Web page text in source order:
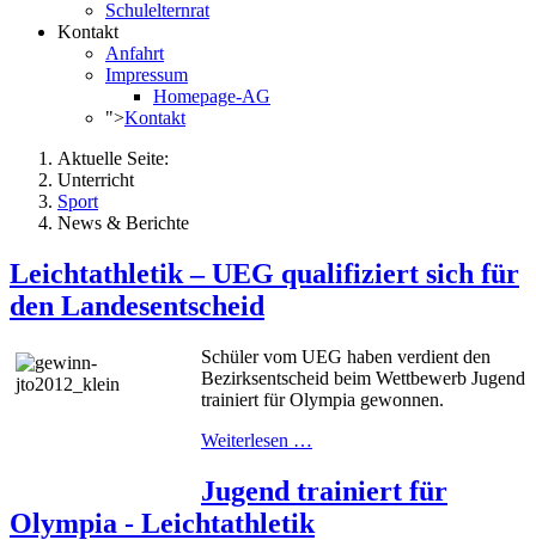
Schulelternrat
Kontakt
Anfahrt
Impressum
Homepage-AG
">Kontakt
Aktuelle Seite:
Unterricht
Sport
News & Berichte
Leichtathletik – UEG qualifiziert sich für
den Landesentscheid
Schüler vom UEG haben verdient den
Bezirksentscheid beim Wettbewerb Jugend
trainiert für Olympia gewonnen.
Weiterlesen …
Jugend trainiert für
Olympia - Leichtathletik